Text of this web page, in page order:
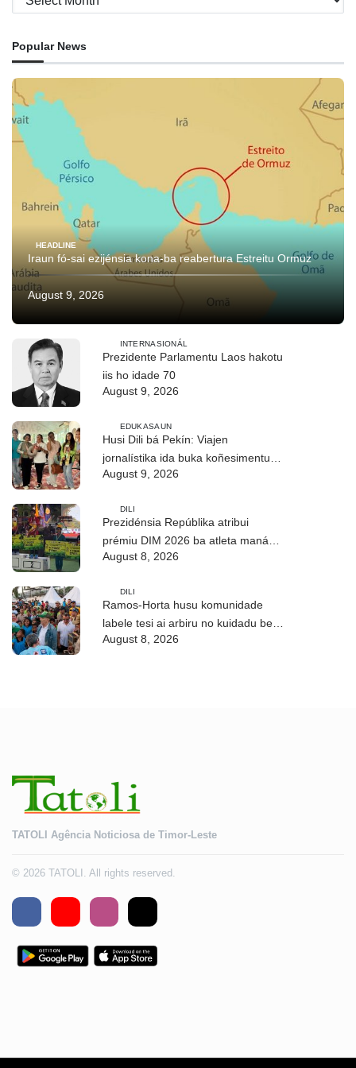
Popular News
HEADLINE
Iraun fó-sai ezijénsia kona-ba reabertura Estreitu Ormuz
August 9, 2026
INTERNASIONÁL
Prezidente Parlamentu Laos hakotu
iis ho idade 70
August 9, 2026
EDUKASAUN
Husi Dili bá Pekín: Viajen
jornalístika ida buka koñesimentu
foun (Parte I)
August 9, 2026
DILI
Prezidénsia Repúblika atribui
prémiu DIM 2026 ba atleta manán-
na’in sira
August 8, 2026
DILI
Ramos-Horta husu komunidade
labele tesi ai arbiru no kuidadu bee-
matan
August 8, 2026
TATOLI Agência Noticiosa de Timor-Leste
© 2026 TATOLI. All rights reserved.